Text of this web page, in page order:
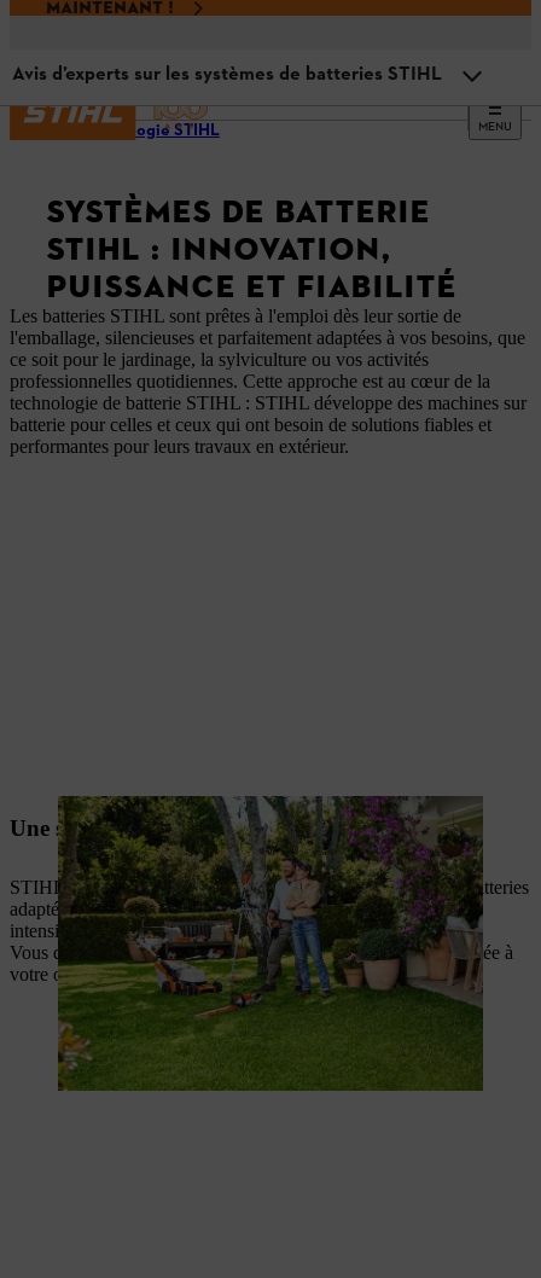
MAINTENANT !
MENU
Technologie STIHL
SYSTÈMES DE BATTERIE
STIHL : INNOVATION,
PUISSANCE ET FIABILITÉ
Les batteries STIHL sont prêtes à l'emploi dès leur sortie de
l'emballage, silencieuses et parfaitement adaptées à vos besoins, que
ce soit pour le jardinage, la sylviculture ou vos activités
professionnelles quotidiennes. Cette approche est au cœur de la
technologie de batterie STIHL : STIHL développe des machines sur
batterie pour celles et ceux qui ont besoin de solutions fiables et
performantes pour leurs travaux en extérieur.
Une solution sur batterie pour chaque défi
STIHL traduit des exigences très différentes en systèmes de batteries
adaptés : de la taille d’entretien rapide à la journée de travail
intensive d’un professionnel.
Vous disposez ainsi de la puissance batterie parfaitement adaptée à
votre outil, à votre tâche et à vos exigences.
Avis d’experts sur les systèmes de batteries STIHL
Aperçu des systèmes de batteries STIHL
Quel système de batteries STIHL vous convient ?
Foire aux questions sur les systèmes à batterie STIHL
Avis d’experts sur les systèmes de batteries STIHL